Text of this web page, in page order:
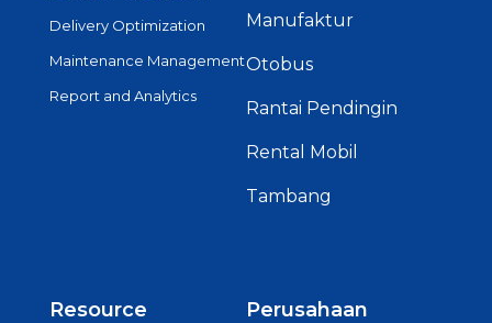
Delivery Optimization
Maintenance Management
Report and Analytics
Manufaktur
Otobus
Rantai Pendingin
Rental Mobil
Tambang
Resource Perusahaan